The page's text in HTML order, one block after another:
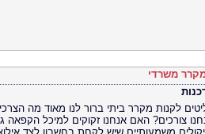
משרדי
לקנות מקרר ביתי ברור לנו מאוד מה
צורכים? האם אנחנו זקוקים למיכל